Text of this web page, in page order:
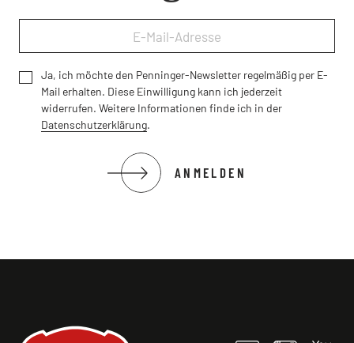
Ja, ich möchte den Penninger-Newsletter regelmäßig per E-
Mail erhalten. Diese Einwilligung kann ich jederzeit
widerrufen. Weitere Informationen finde ich in der
Datenschutzerklärung.
ANMELDEN